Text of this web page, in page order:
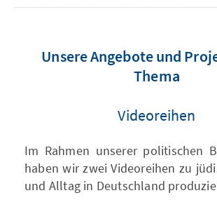
Unsere Angebote und
Thema
Videoreihen
Im Rahmen unserer politischen
haben wir zwei Videoreihen zu
und Alltag in Deutschland